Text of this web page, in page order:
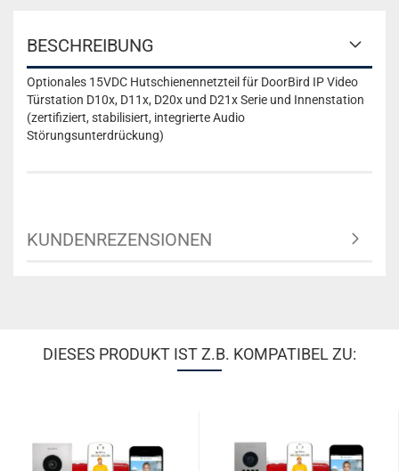
BESCHREIBUNG
Optionales 15VDC Hutschienennetzteil für DoorBird IP Video
Türstation D10x, D11x, D20x und D21x Serie und Innenstation
(zertifiziert, stabilisiert, integrierte Audio
Störungsunterdrückung)
KUNDENREZENSIONEN
DIESES PRODUKT IST Z.B. KOMPATIBEL ZU: